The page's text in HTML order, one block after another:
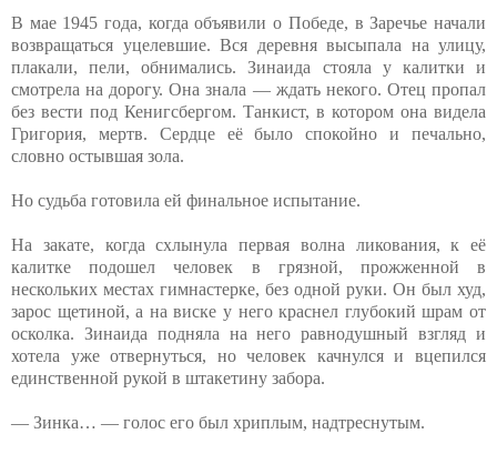
В мае 1945 года, когда объявили о Победе, в Заречье начали
возвращаться уцелевшие. Вся деревня высыпала на улицу,
плакали, пели, обнимались. Зинаида стояла у калитки и
смотрела на дорогу. Она знала — ждать некого. Отец пропал
без вести под Кенигсбергом. Танкист, в котором она видела
Григория, мертв. Сердце её было спокойно и печально,
словно остывшая зола.
Но судьба готовила ей финальное испытание.
На закате, когда схлынула первая волна ликования, к её
калитке подошел человек в грязной, прожженной в
нескольких местах гимнастерке, без одной руки. Он был худ,
зарос щетиной, а на виске у него краснел глубокий шрам от
осколка. Зинаида подняла на него равнодушный взгляд и
хотела уже отвернуться, но человек качнулся и вцепился
единственной рукой в штакетину забора.
— Зинка… — голос его был хриплым, надтреснутым.